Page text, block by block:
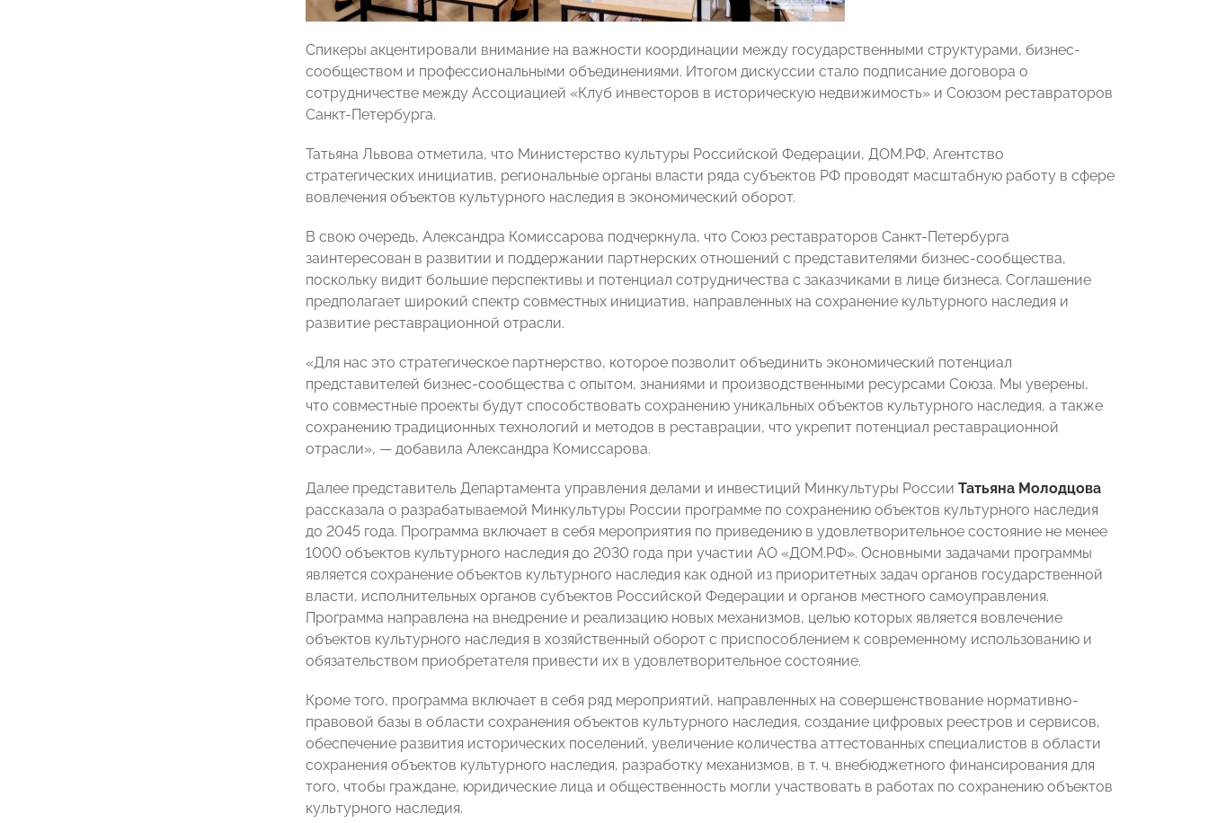
Спикеры акцентировали внимание на важности координации между государственными структурами, бизнес-
сообществом и профессиональными объединениями. Итогом дискуссии стало подписание договора о
сотрудничестве между Ассоциацией «Клуб инвесторов в историческую недвижимость» и Союзом реставраторов
Санкт-Петербурга.
Татьяна Львова отметила, что Министерство культуры Российской Федерации, ДОМ.РФ, Агентство
стратегических инициатив, региональные органы власти ряда субъектов РФ проводят масштабную работу в сфере
вовлечения объектов культурного наследия в экономический оборот.
В свою очередь, Александра Комиссарова подчеркнула, что Союз реставраторов Санкт-Петербурга
заинтересован в развитии и поддержании партнерских отношений с представителями бизнес-сообщества,
поскольку видит большие перспективы и потенциал сотрудничества с заказчиками в лице бизнеса. Соглашение
предполагает широкий спектр совместных инициатив, направленных на сохранение культурного наследия и
развитие реставрационной отрасли.
«Для нас это стратегическое партнерство, которое позволит объединить экономический потенциал
представителей бизнес-сообщества с опытом, знаниями и производственными ресурсами Союза. Мы уверены,
что совместные проекты будут способствовать сохранению уникальных объектов культурного наследия, а также
сохранению традиционных технологий и методов в реставрации, что укрепит потенциал реставрационной
отрасли», — добавила Александра Комиссарова.
Далее представитель Департамента управления делами и инвестиций Минкультуры России Татьяна Молодцова
рассказала о разрабатываемой Минкультуры России программе по сохранению объектов культурного наследия
до 2045 года. Программа включает в себя мероприятия по приведению в удовлетворительное состояние не менее
1000 объектов культурного наследия до 2030 года при участии АО «ДОМ.РФ». Основными задачами программы
является сохранение объектов культурного наследия как одной из приоритетных задач органов государственной
власти, исполнительных органов субъектов Российской Федерации и органов местного самоуправления.
Программа направлена на внедрение и реализацию новых механизмов, целью которых является вовлечение
объектов культурного наследия в хозяйственный оборот с приспособлением к современному использованию и
обязательством приобретателя привести их в удовлетворительное состояние.
Кроме того, программа включает в себя ряд мероприятий, направленных на совершенствование нормативно-
правовой базы в области сохранения объектов культурного наследия, создание цифровых реестров и сервисов,
обеспечение развития исторических поселений, увеличение количества аттестованных специалистов в области
сохранения объектов культурного наследия, разработку механизмов, в т. ч. внебюджетного финансирования для
того, чтобы граждане, юридические лица и общественность могли участвовать в работах по сохранению объектов
культурного наследия.